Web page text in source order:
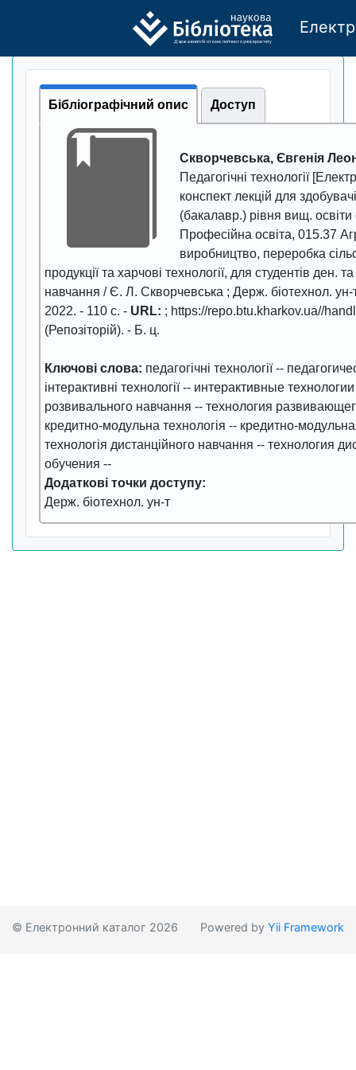
Державного бі отехно логічно го універси тету
Бібліографічний опис Доступ
Скворчевська, Євгенія
Педагогічні технології
конспект лекцій для
(бакалавр.) рівня вищ.
Професійна освіта, 015.37
виробництво, переробка
продукції та харчові технології, для студентів ден.
навчання / Є. Л. Скворчевська ; Держ. біотехнол. ун-
2022. - 110 с. - URL: ; https://repo.btu.kharkov.ua//
(Репозіторій). - Б. ц.
Ключові слова: педагогічні технології--
інтерактивні технології-- интерактивные технологии
розвивального навчання -- технология
кредитно-модульна технологія -- кредитно-
технологія дистанційного навчання -- технология
обучения --
Додаткові точки доступу:
Держ. біотехнол. ун-т
© Електронний каталог 2026 Powered by Yii Framework